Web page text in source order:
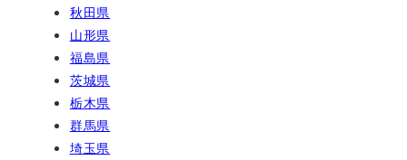
秋田県
山形県
福島県
茨城県
栃木県
群馬県
埼玉県